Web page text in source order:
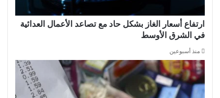
ارتفاع أسعار الغاز بشكل حاد مع تصاعد الأعمال العدائية
في الشرق الأوسط
منذ أسبوعين